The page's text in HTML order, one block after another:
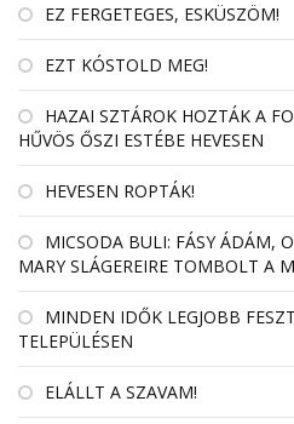
EZ FERGETEGES, ESKÜSZÖM!
EZT KÓSTOLD MEG!
HAZAI SZTÁROK HOZTÁK A
HŰVÖS ŐSZI ESTÉBE HEVESEN
HEVESEN ROPTÁK!
MICSODA BULI: FÁSY ÁDÁM,
MARY SLÁGEREIRE TOMBOLT A
MINDEN IDŐK LEGJOBB
TELEPÜLÉSEN
ELÁLLT A SZAVAM!